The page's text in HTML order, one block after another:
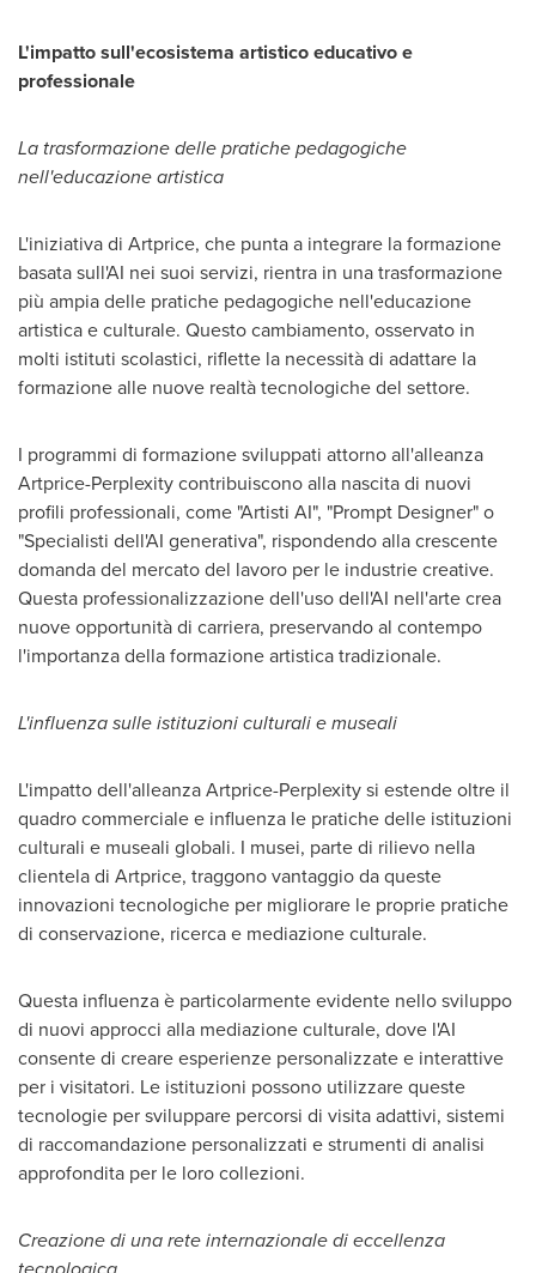
L'impatto sull'ecosistema artistico educativo e
professionale
La trasformazione delle pratiche pedagogiche
nell'educazione artistica
L'iniziativa di Artprice, che punta a integrare la formazione
basata sull'AI nei suoi servizi, rientra in una trasformazione
più ampia delle pratiche pedagogiche nell'educazione
artistica e culturale. Questo cambiamento, osservato in
molti istituti scolastici, riflette la necessità di adattare la
formazione alle nuove realtà tecnologiche del settore.
I programmi di formazione sviluppati attorno all'alleanza
Artprice-Perplexity contribuiscono alla nascita di nuovi
profili professionali, come "Artisti AI", "Prompt Designer" o
"Specialisti dell'AI generativa", rispondendo alla crescente
domanda del mercato del lavoro per le industrie creative.
Questa professionalizzazione dell'uso dell'AI nell'arte crea
nuove opportunità di carriera, preservando al contempo
l'importanza della formazione artistica tradizionale.
L'influenza sulle istituzioni culturali e museali
L'impatto dell'alleanza Artprice-Perplexity si estende oltre il
quadro commerciale e influenza le pratiche delle istituzioni
culturali e museali globali. I musei, parte di rilievo nella
clientela di Artprice, traggono vantaggio da queste
innovazioni tecnologiche per migliorare le proprie pratiche
di conservazione, ricerca e mediazione culturale.
Questa influenza è particolarmente evidente nello sviluppo
di nuovi approcci alla mediazione culturale, dove l'AI
consente di creare esperienze personalizzate e interattive
per i visitatori. Le istituzioni possono utilizzare queste
tecnologie per sviluppare percorsi di visita adattivi, sistemi
di raccomandazione personalizzati e strumenti di analisi
approfondita per le loro collezioni.
Creazione di una rete internazionale di eccellenza